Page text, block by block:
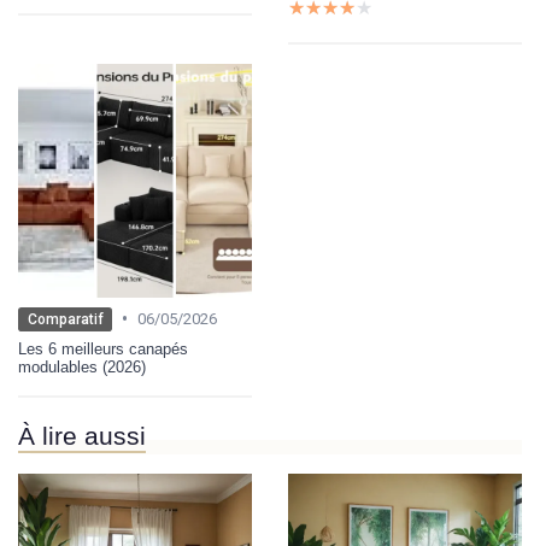
★★★★★
★★★★★
Comparatif • 06/05/2026
Les 6 meilleurs canapés
modulables (2026)
À lire aussi